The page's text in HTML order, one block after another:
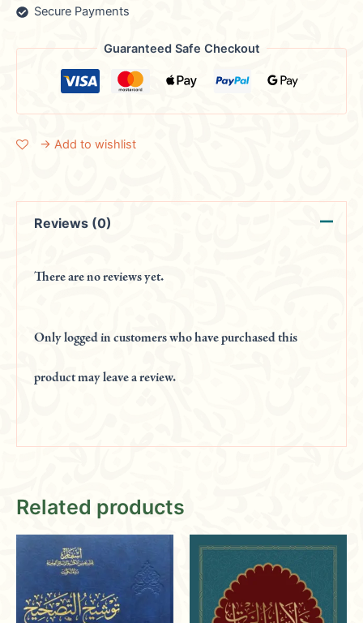
Secure Payments
Guaranteed Safe Checkout
→ Add to wishlist
Reviews (0)
There are no reviews yet.
Only logged in customers who have purchased this
product may leave a review.
Related products